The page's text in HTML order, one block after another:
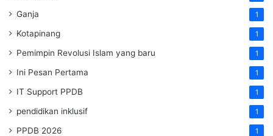
Ganja 1
Kotapinang 1
Pemimpin Revolusi Islam yang baru 1
Ini Pesan Pertama 1
IT Support PPDB 1
pendidikan inklusif 1
PPDB 2026 1